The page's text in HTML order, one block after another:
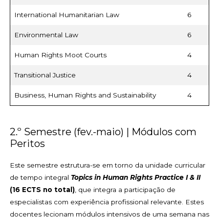
International Humanitarian Law 6
Environmental Law 6
Human Rights Moot Courts 4
Transitional Justice 4
Business, Human Rights and Sustainability 4
2.º Semestre (fev.-maio) | Módulos com
Peritos
Este semestre estrutura-se em torno da unidade curricular
de tempo integral Topics in Human Rights Practice I & II
(16 ECTS no total) , que integra a participação de
especialistas com experiência profissional relevante. Estes
docentes lecionam módulos intensivos de uma semana nas